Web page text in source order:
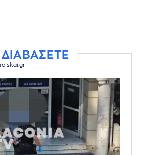
ΔΙΑΒΑΣΕΤΕ
skai.gr